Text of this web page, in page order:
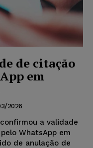
de citação
em
2026
a validade
WhatsApp em
de anulação de